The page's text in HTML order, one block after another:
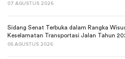
07 AGUSTUS 2026
Sidang Senat Terbuka dalam Rangka
Keselamatan Transportasi Jalan Tahun
06 AGUSTUS 2026